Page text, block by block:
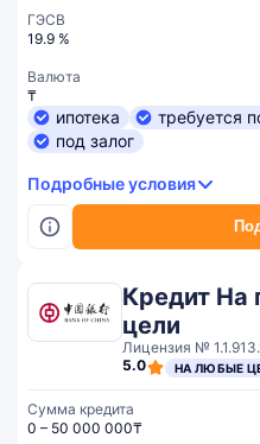
ГЭСВ
19.9 %
Валюта
₸
ипотека
требуется
под залог
Подробные условия
Кредит На
цели
Лицензия №
5.0
НА ЛЮБЫЕ
Сумма кредита
0 – 50 000 000₸